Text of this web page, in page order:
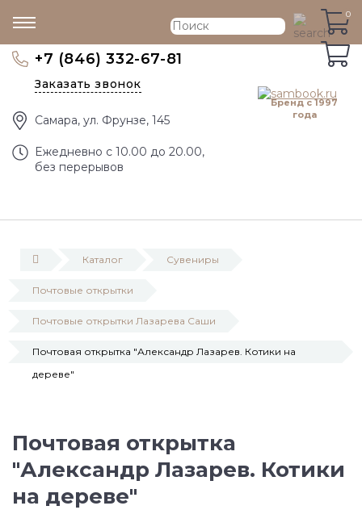
Бренд с 1997
года
+7 (846) 332-67-81
Заказать звонок
Самара, ул. Фрунзе, 145
Eжедневно с 10.00 до 20.00,
без перерывов
0
0
Каталог Сувениры
Почтовые открытки
Почтовые открытки Лазарева Саши
Почтовая открытка "Александр Лазарев. Котики на
дереве"
Почтовая открытка
"Александр Лазарев. Котики
на дереве"